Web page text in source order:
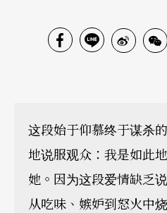
这段始于仰慕终于谋杀
地说服观众：我是如此
她。因为这段爱情缺乏
从吃味、嫉妒到怒火中